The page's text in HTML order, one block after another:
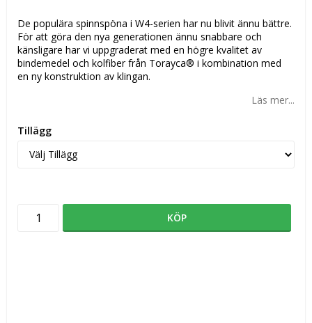
De populära spinnspöna i W4-serien har nu blivit ännu bättre.
För att göra den nya generationen ännu snabbare och
känsligare har vi uppgraderat med en högre kvalitet av
bindemedel och kolfiber från Torayca® i kombination med
en ny konstruktion av klingan.
Läs mer...
Tillägg
KÖP